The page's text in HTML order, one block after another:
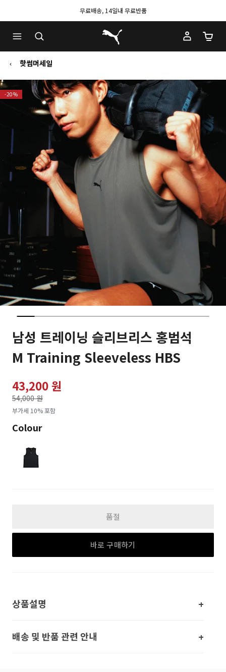
무료배송, 14일내 무료반품
푸마 홈
장바
핫썸머세일
-20%
남성 트레이닝 슬리브리스 홍범석
M Training Sleeveless HBS
43,200 원
54,000 원
로
부가세 10% 포함
Colour
품절
바로 구매하기
상품설명
배송 및 반품 관련 안내